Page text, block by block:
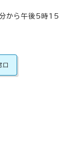
から午後5時15
口